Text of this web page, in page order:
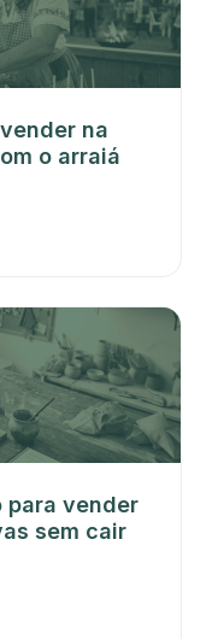
na
o arraiá
para vender
sem cair